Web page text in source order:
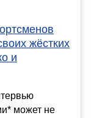
жёстких
и
может не